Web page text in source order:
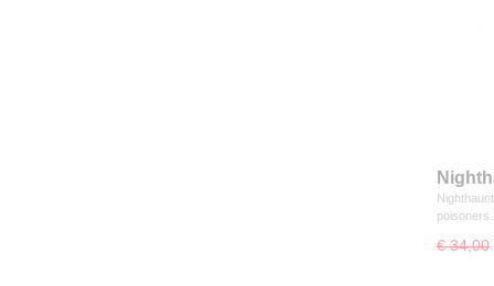
poisoners…
€ 34,00